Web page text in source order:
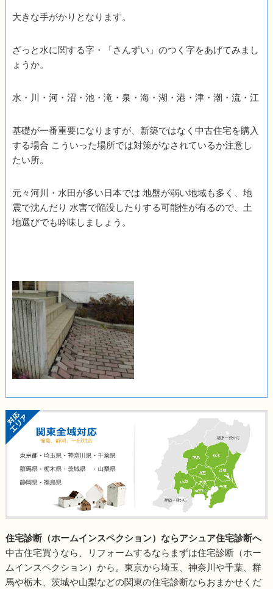
大きな手がかりとなります。
ざっと水に関する字・「さんずい」のつく字をあげてみまし
ょうか。
水・川・河・沼・池・滝・泉・海・湖・港・津・潮・流・江
基礎が一番重要になりますが、新築ではなく中古住宅を購入
する場合 こういった場所では対策がなされているか注意し
たい所。
元々河川・水田が多い日本では 地盤が弱い地域も多く、地
震で沈んだり 水害で陥没したりする可能性が有るので、土
地選びでも吟味しましょう。
住宅診断（ホームインスペクション）ならアシュア住宅診断へ
中古住宅買うなら、リフォームするならまずは住宅診断（ホー
ムインスペクション）から。東京から埼玉、神奈川や千葉、群
馬や栃木、茨城や山梨などの関東の住宅診断ならおまかせくだ